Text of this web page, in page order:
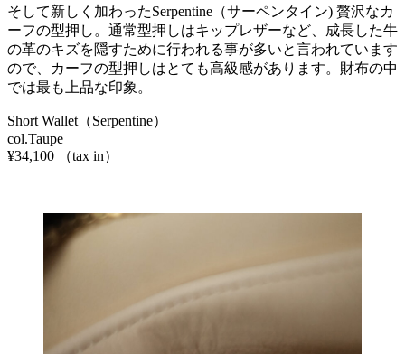
そして新しく加わったSerpentine（サーペンタイン) 贅沢なカ
ーフの型押し。通常型押しはキップレザーなど、成長した牛
の革のキズを隠すために行われる事が多いと言われています
ので、カーフの型押しはとても高級感があります。財布の中
では最も上品な印象。
Short Wallet（Serpentine）
col.Taupe
¥34,100 （tax in）